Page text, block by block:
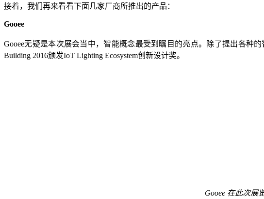
接着，我们再来看看下面几家厂商所推出的产品：
Gooee
Gooee无疑是本次展会当中，智能概念最受到瞩目的亮点。除了提出各种
Building 2016颁发IoT Lighting Ecosystem创新设计奖。
Gooee 在此次展